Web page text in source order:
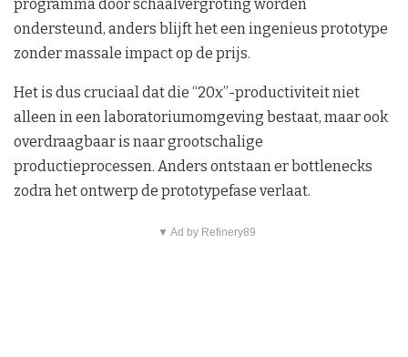
programma door schaalvergroting worden
ondersteund, anders blijft het een ingenieus prototype
zonder massale impact op de prijs.
Het is dus cruciaal dat die “20x”-productiviteit niet
alleen in een laboratoriumomgeving bestaat, maar ook
overdraagbaar is naar grootschalige
productieprocessen. Anders ontstaan er bottlenecks
zodra het ontwerp de prototypefase verlaat.
▼ Ad by Refinery89